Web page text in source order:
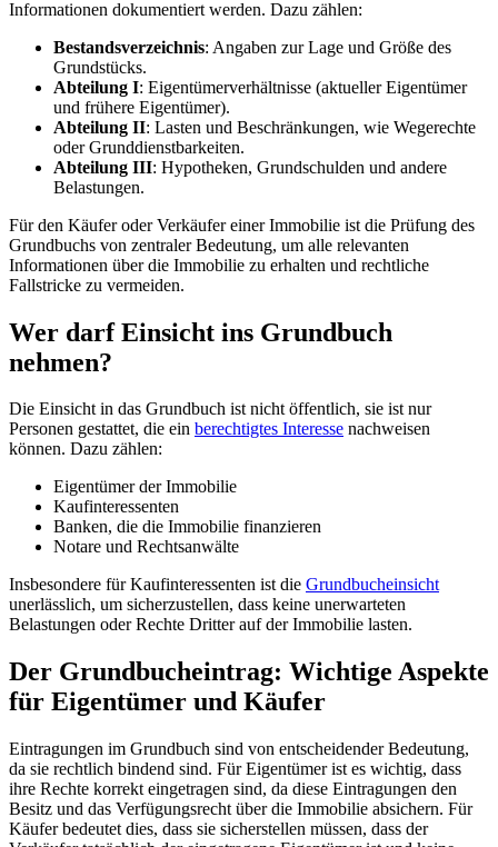
Informationen dokumentiert werden. Dazu zählen:
Bestandsverzeichnis: Angaben zur Lage und Größe des
Grundstücks.
Abteilung I: Eigentümerverhältnisse (aktueller Eigentümer
und frühere Eigentümer).
Abteilung II: Lasten und Beschränkungen, wie Wegerechte
oder Grunddienstbarkeiten.
Abteilung III: Hypotheken, Grundschulden und andere
Belastungen.
Für den Käufer oder Verkäufer einer Immobilie ist die Prüfung des
Grundbuchs von zentraler Bedeutung, um alle relevanten
Informationen über die Immobilie zu erhalten und rechtliche
Fallstricke zu vermeiden.
Wer darf Einsicht ins Grundbuch
nehmen?
Die Einsicht in das Grundbuch ist nicht öffentlich, sie ist nur
Personen gestattet, die ein berechtigtes Interesse nachweisen
können. Dazu zählen:
Eigentümer der Immobilie
Kaufinteressenten
Banken, die die Immobilie finanzieren
Notare und Rechtsanwälte
Insbesondere für Kaufinteressenten ist die Grundbucheinsicht
unerlässlich, um sicherzustellen, dass keine unerwarteten
Belastungen oder Rechte Dritter auf der Immobilie lasten.
Der Grundbucheintrag: Wichtige Aspekte
für Eigentümer und Käufer
Eintragungen im Grundbuch sind von entscheidender Bedeutung,
da sie rechtlich bindend sind. Für Eigentümer ist es wichtig, dass
ihre Rechte korrekt eingetragen sind, da diese Eintragungen den
Besitz und das Verfügungsrecht über die Immobilie absichern. Für
Käufer bedeutet dies, dass sie sicherstellen müssen, dass der